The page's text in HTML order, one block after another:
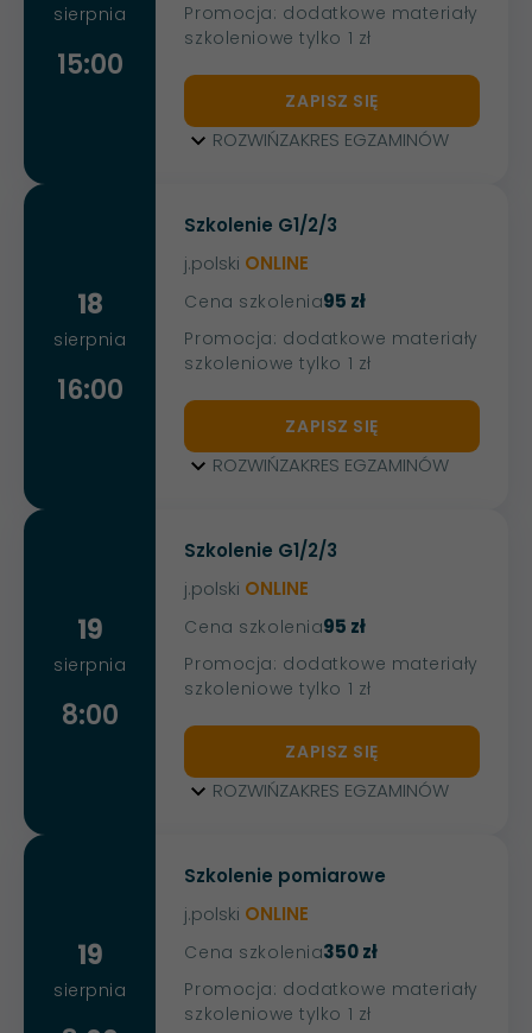
sierpnia
15:00
Promocja: dodatkowe materiały
szkoleniowe tylko 1 zł
ZAPISZ SIĘ
ROZWIŃZAKRES EGZAMINÓW
18
sierpnia
16:00
Szkolenie G1/2/3
j.polski ONLINE
95 zł
Cena szkolenia
Promocja: dodatkowe materiały
szkoleniowe tylko 1 zł
ZAPISZ SIĘ
ROZWIŃZAKRES EGZAMINÓW
19
sierpnia
8:00
Szkolenie G1/2/3
j.polski ONLINE
95 zł
Cena szkolenia
Promocja: dodatkowe materiały
szkoleniowe tylko 1 zł
ZAPISZ SIĘ
ROZWIŃZAKRES EGZAMINÓW
19
sierpnia
Szkolenie pomiarowe
j.polski ONLINE
350 zł
Cena szkolenia
Promocja: dodatkowe materiały
szkoleniowe tylko 1 zł